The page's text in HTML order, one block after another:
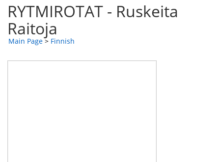
RYTMIROTAT - Ruskeita
Raitoja
Main Page> Finnish